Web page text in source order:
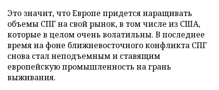
Это значит, что Европе придется наращивать
объемы СПГ на свой рынок, в том числе из США,
которые в целом очень волатильны. В последнее
время на фоне ближневосточного конфликта СПГ
снова стал неподъемным и ставящим
европейскую промышленность на грань
выживания.